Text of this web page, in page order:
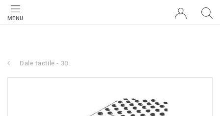
MENU
Dale tactile - 3D